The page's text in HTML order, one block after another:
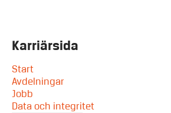
Karriärsida
Start
Avdelningar
Jobb
Data och integritet